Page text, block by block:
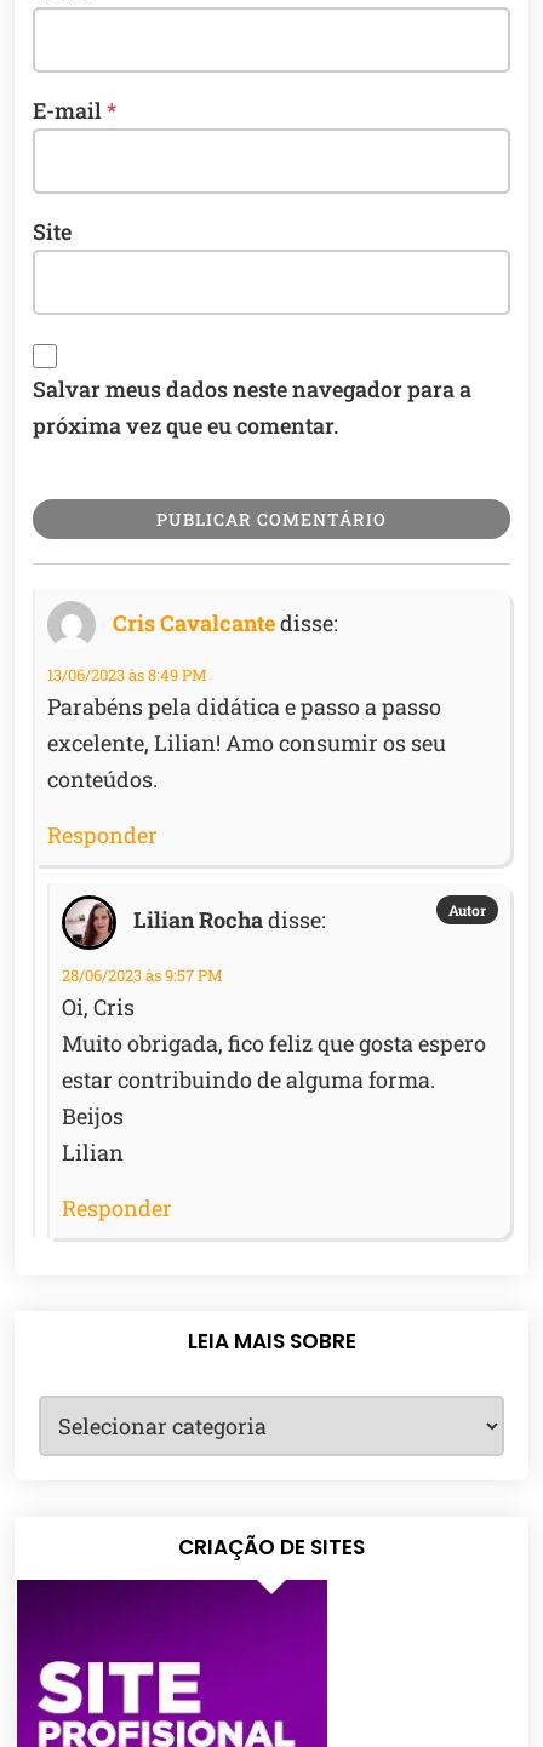
E-mail*
Site
Salvar meus dados neste navegador para a
próxima vez que eu comentar.
Cris Cavalcantedisse:
13/06/2023 às 8:49 PM
Parabéns pela didática e passo a passo
excelente, Lilian! Amo consumir os seu
conteúdos.
Responder
Lilian Rochadisse:
28/06/2023 às 9:57 PM
Oi, Cris
Muito obrigada, fico feliz que gosta espero
estar contribuindo de alguma forma.
Beijos
Lilian
Responder
LEIA MAIS SOBRE
CRIAÇÃO DE SITES